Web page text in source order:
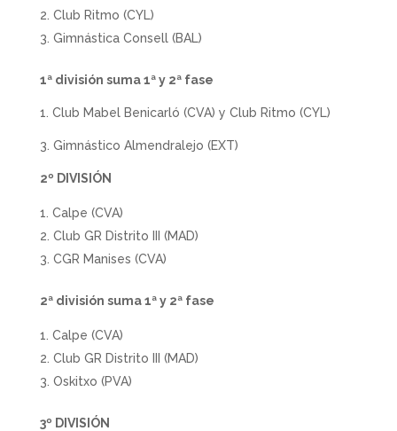
Club Ritmo (CYL)
Gimnástica Consell (BAL)
1ª división suma 1ª y 2ª fase
1. Club Mabel Benicarló (CVA) y Club Ritmo (CYL)
3. Gimnástico Almendralejo (EXT)
2º DIVISIÓN
Calpe (CVA)
Club GR Distrito III (MAD)
CGR Manises (CVA)
2ª división suma 1ª y 2ª fase
Calpe (CVA)
Club GR Distrito III (MAD)
Oskitxo (PVA)
3º DIVISIÓN